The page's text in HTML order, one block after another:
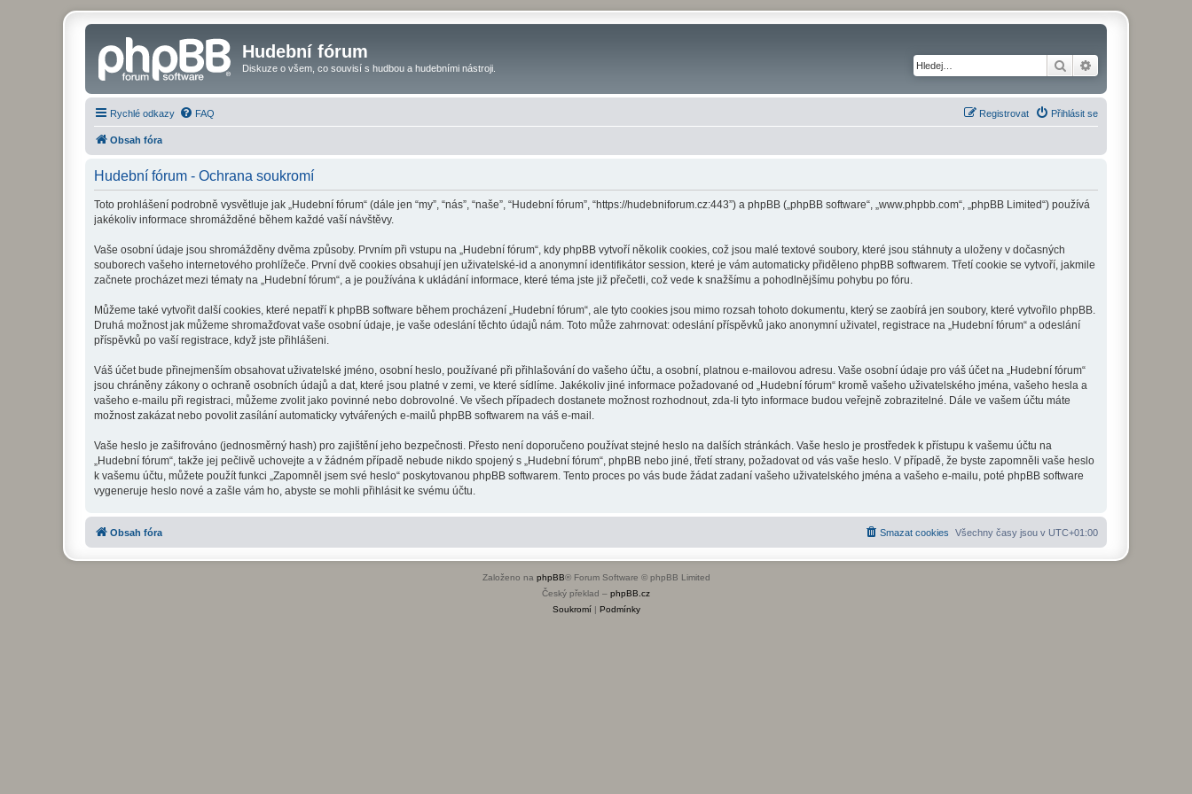
Hudební fórum
Diskuze o všem, co souvisí s hudbou a hudebními nástroji. Hledat
Rychlé odkazy FAQ Přihlásit se
Registrovat
Obsah fóra
Hudební fórum - Ochrana soukromí
Toto prohlášení podrobně vysvětluje jak „Hudební fórum“ (dále jen “my”, “nás”, “naše”, “Hudební fórum”, “https://hudebniforum.cz:443”) a phpBB („phpBB software“, „www.phpbb.com“, „phpBB Limited“) používá
jakékoliv informace shromážděné během každé vaší návštěvy.
Vaše osobní údaje jsou shromážděny dvěma způsoby. Prvním při vstupu na „Hudební fórum“, kdy phpBB vytvoří několik cookies, což jsou malé textové soubory, které jsou stáhnuty a uloženy v dočasných
souborech vašeho internetového prohlížeče. První dvě cookies obsahují jen uživatelské-id a anonymní identifikátor session, které je vám automaticky přiděleno phpBB softwarem. Třetí cookie se vytvoří, jakmile
začnete procházet mezi tématy na „Hudební fórum“, a je používána k ukládání informace, které téma jste již přečetli, což vede k snažšímu a pohodlnějšímu pohybu po fóru.
Můžeme také vytvořit další cookies, které nepatří k phpBB software během procházení „Hudební fórum“, ale tyto cookies jsou mimo rozsah tohoto dokumentu, který se zaobírá jen soubory, které vytvořilo phpBB.
Druhá možnost jak můžeme shromažďovat vaše osobní údaje, je vaše odeslání těchto údajů nám. Toto může zahrnovat: odeslání příspěvků jako anonymní uživatel, registrace na „Hudební fórum“ a odeslání
příspěvků po vaší registrace, když jste přihlášeni.
Váš účet bude přinejmenším obsahovat uživatelské jméno, osobní heslo, používané při přihlašování do vašeho účtu, a osobní, platnou e-mailovou adresu. Vaše osobní údaje pro váš účet na „Hudební fórum“
jsou chráněny zákony o ochraně osobních údajů a dat, které jsou platné v zemi, ve které sídlíme. Jakékoliv jiné informace požadované od „Hudební fórum“ kromě vašeho uživatelského jména, vašeho hesla a
vašeho e-mailu při registraci, můžeme zvolit jako povinné nebo dobrovolné. Ve všech případech dostanete možnost rozhodnout, zda-li tyto informace budou veřejně zobrazitelné. Dále ve vašem účtu máte
možnost zakázat nebo povolit zasílání automaticky vytvářených e-mailů phpBB softwarem na váš e-mail.
Vaše heslo je zašifrováno (jednosměrný hash) pro zajištění jeho bezpečnosti. Přesto není doporučeno používat stejné heslo na dalších stránkách. Vaše heslo je prostředek k přístupu k vašemu účtu na
„Hudební fórum“, takže jej pečlivě uchovejte a v žádném případě nebude nikdo spojený s „Hudební fórum“, phpBB nebo jiné, třetí strany, požadovat od vás vaše heslo. V případě, že byste zapomněli vaše heslo
k vašemu účtu, můžete použít funkci „Zapomněl jsem své heslo“ poskytovanou phpBB softwarem. Tento proces po vás bude žádat zadaní vašeho uživatelského jména a vašeho e-mailu, poté phpBB software
vygeneruje heslo nové a zašle vám ho, abyste se mohli přihlásit ke svému účtu.
Obsah fóra Všechny časy jsou v UTC+01:00
Smazat cookies
Založeno na phpBB® Forum Software © phpBB Limited
Český překlad – phpBB.cz
Soukromí| Podmínky